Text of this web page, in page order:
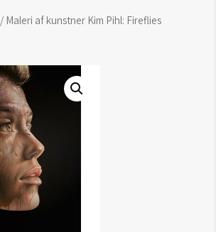
/ Maleri af kunstner Kim Pihl: Fireflies